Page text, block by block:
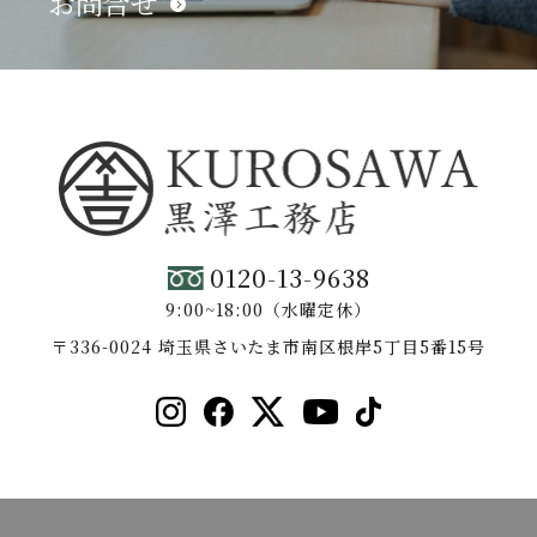
0120-13-9638
9:00~18:00（水曜定休）
〒336-0024 埼玉県さいたま市南区根岸5丁目5番15号